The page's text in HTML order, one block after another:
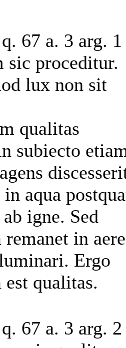
67 a. 3 arg. 1
sic proceditur.
lux non sit
qualitas
subiecto
aqua
igne. Sed
in aere
Ergo
qualitas.
67 a. 3 arg. 2